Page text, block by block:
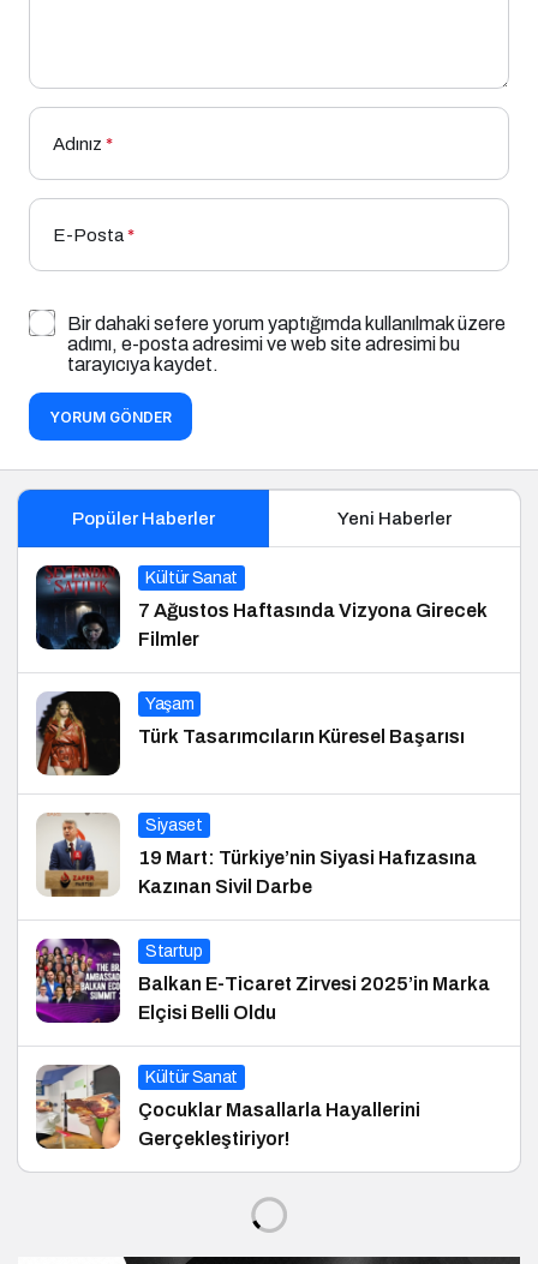
Adınız *
E-Posta*
Bir dahaki sefere yorum yaptığımda kullanılmak üzere
adımı, e-posta adresimi ve web site adresimi bu
tarayıcıya kaydet.
YORUM GÖNDER
Popüler Haberler Yeni Haberler
Kültür Sanat
7 Ağustos Haftasında Vizyona Girecek
Filmler
Yaşam
Türk Tasarımcıların Küresel Başarısı
Siyaset
19 Mart: Türkiye’nin Siyasi Hafızasına
Kazınan Sivil Darbe
Startup
Balkan E-Ticaret Zirvesi 2025’in Marka
Elçisi Belli Oldu
Kültür Sanat
Çocuklar Masallarla Hayallerini
Gerçekleştiriyor!